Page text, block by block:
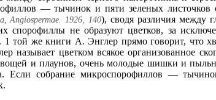
— тычинок и пяти зеленых
Angiospermае. 1926, 140), сводя различия между
спорофиллы не образуют цветков, за
1 той же книги А. Энглер прямо говорит, что
называет цветком всякое организованное
и плаунов, очень молодые шишки и
Если собрание микроспорофиллов —